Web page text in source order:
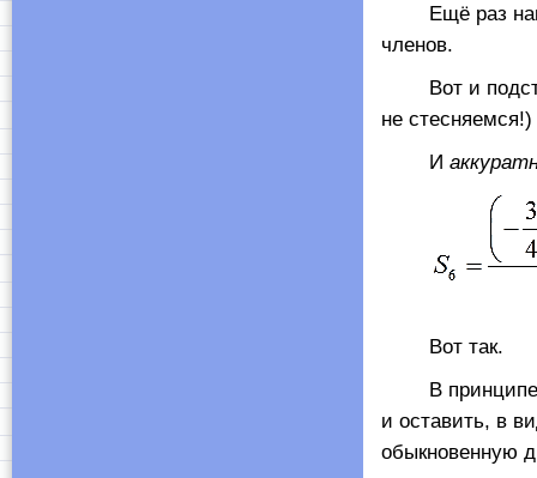
Ещё раз
членов.
Вот и
не стесняемся!)
И
Вот так.
В принципе,
и оставить, в
обыкновенную